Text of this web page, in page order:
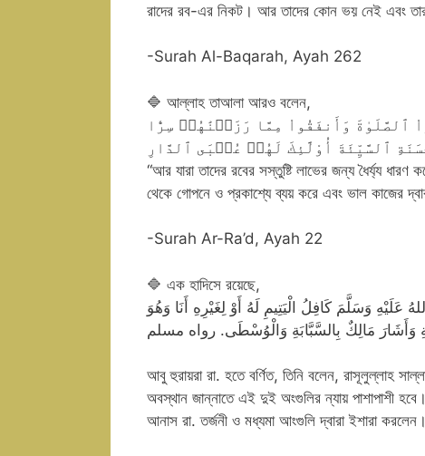
রাদের রব-এর নিকট। আর তাদের কোন ভয় নেই এবং
-Surah Al-Baqarah, Ayah 262
🔷 আল্লাহ তাআলা আরও বলেন,
ٱلصَّلَوٰةَ وَأَنفَقُواْ مِمَّا رَزَقۡنَٰهُمۡ سِرّٗا
ٱلسَّيِّئَةَ أُوْلَٰٓئِكَ لَهُمۡ عُقۡبَى ٱلدَّارِ
“আর যারা তাদের রবের সস্তুষ্টি লাভের জন্য ধৈর্য্য
থেকে গোপনে ও প্রকাশ্যে ব্যয় করে এবং ভাল কাজের
-Surah Ar-Ra’d, Ayah 22
🔷 এক হাদিসে রয়েছে,
وَسَلَّمَ كَافِلُ الْيَتِيمِ لَهُ أَوْ لِغَيْرِهِ أَنَا وَهُوَ
وَأَشَارَ مَالِكٌ بِالسَّبَّابَةِ وَالْوُسْطَى. رواه مسلم
আবু হুরায়রা রা. হতে বর্ণিত, তিনি বলেন, রাসূলুল্লাহ
অবস্থান জান্নাতে এই দুই অংগুলির ন্যায় পাশাপাশী
আনাস রা. তর্জনী ও মধ্যমা আংগুলি দ্বারা ইশারা